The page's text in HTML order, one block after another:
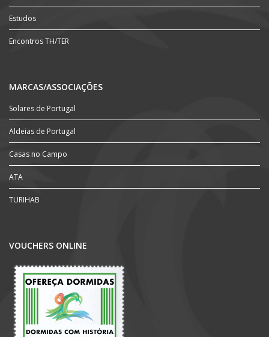
Estudos
Encontros TH/TER
MARCAS/ASSOCIAÇÕES
Solares de Portugal
Aldeias de Portugal
Casas no Campo
ATA
TURIHAB
VOUCHERS ONLINE